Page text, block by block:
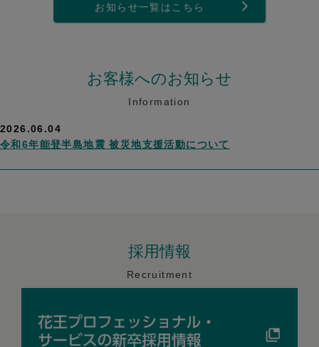
お知らせ一覧はこちら
お客様へのお知らせ
Information
2026.06.04
令和6年能登半島地震 被災地支援活動について
採用情報
Recruitment